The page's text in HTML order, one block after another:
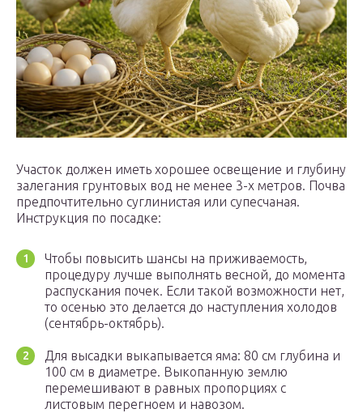
Участок должен иметь хорошее освещение и глубину
залегания грунтовых вод не менее 3-х метров. Почва
предпочтительно суглинистая или супесчаная.
Инструкция по посадке:
Чтобы повысить шансы на приживаемость,
процедуру лучше выполнять весной, до момента
распускания почек. Если такой возможности нет,
то осенью это делается до наступления холодов
(сентябрь-октябрь).
Для высадки выкапывается яма: 80 см глубина и
100 см в диаметре. Выкопанную землю
перемешивают в равных пропорциях с
листовым перегноем и навозом.